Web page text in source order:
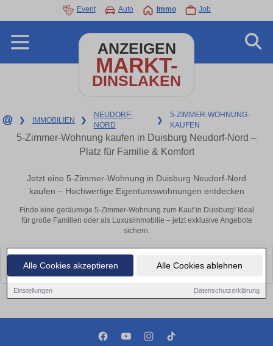
Alle Cookies akzeptieren Alle Cookies ablehnen
Einstellungen Datenschutzerklärung
Event Auto Immo Job
ANZEIGEN
MARKT-
DINSLAKEN
❯ IMMOBILIEN ❯
NEUDORF-
NORD
❯
5-ZIMMER-WOHNUNG-
KAUFEN
5-Zimmer-Wohnung kaufen in Duisburg Neudorf-Nord –
Platz für Familie & Komfort
Jetzt eine 5-Zimmer-Wohnung in Duisburg Neudorf-Nord
kaufen – Hochwertige Eigentumswohnungen entdecken
Finde eine geräumige 5-Zimmer-Wohnung zum Kauf in Duisburg! Ideal
für große Familien oder als Luxusimmobilie – jetzt exklusive Angebote
sichern.
Leider konnten wir derzeit keine passenden Objekte finden. Schauen Sie
bald wieder vorbei!